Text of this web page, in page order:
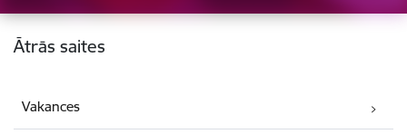
Kājene
Ātrās saites
Vakances